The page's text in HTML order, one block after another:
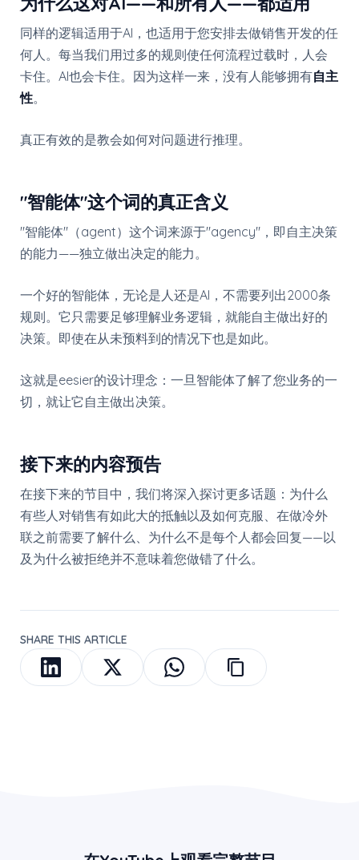
同样的逻辑适用于AI，也适用于您安排去做销售开发的任
何人。每当我们用过多的规则使任何流程过载时，人会
卡住。AI也会卡住。因为这样一来，没有人能够拥有自主
性。
真正有效的是教会如何对问题进行推理。
"智能体"这个词的真正含义
"智能体"（agent）这个词来源于"agency"，即自主决策
的能力——独立做出决定的能力。
一个好的智能体，无论是人还是AI，不需要列出2000条
规则。它只需要足够理解业务逻辑，就能自主做出好的
决策。即使在从未预料到的情况下也是如此。
这就是eesier的设计理念：一旦智能体了解了您业务的一
切，就让它自主做出决策。
接下来的内容预告
在接下来的节目中，我们将深入探讨更多话题：为什么
有些人对销售有如此大的抵触以及如何克服、在做冷外
联之前需要了解什么、为什么不是每个人都会回复——以
及为什么被拒绝并不意味着您做错了什么。
SHARE THIS ARTICLE